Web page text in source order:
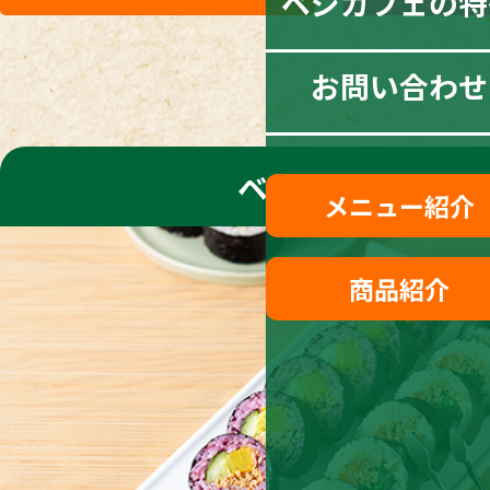
お問い合わせ
メニュー紹介
商品紹介
ベジ巻き寿司